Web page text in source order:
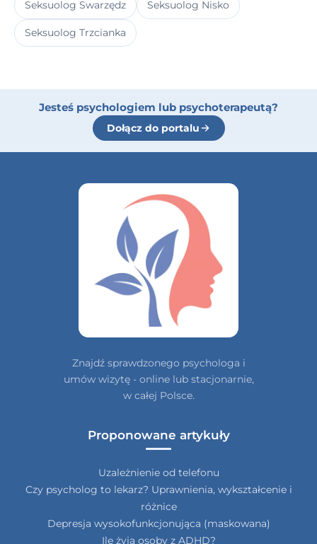
Seksuolog Swarzędz Seksuolog Nisko
Seksuolog Trzcianka
Jesteś psychologiem lub psychoterapeutą?
Dołącz do portalu
Znajdź sprawdzonego psychologa i
umów wizytę - online lub stacjonarnie,
w całej Polsce.
Proponowane artykuły
Uzależnienie od telefonu
Czy psycholog to lekarz? Uprawnienia, wykształcenie i
różnice
Depresja wysokofunkcjonująca (maskowana)
Ile żyją osoby z ADHD?